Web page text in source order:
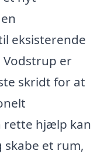
eksisterende
er
skridt for at
rette hjælp kan
et rum,